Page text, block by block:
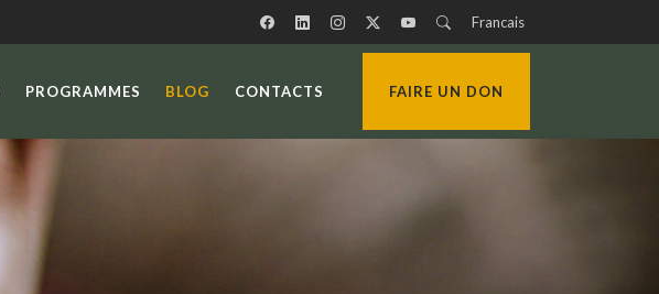
Francais
PROGRAMMES BLOG CONTACTS FAIRE UN DON